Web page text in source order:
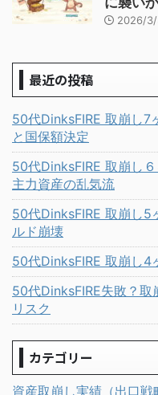
2026/3/
最近の投稿
50代DinksFIRE 取崩し7
と国保額決定
50代DinksFIRE 取崩し
主力資産の乱気流
50代DinksFIRE 取崩し5
ルド崩壊
50代DinksFIRE 取崩し4
50代DinksFIRE失敗？
リスク
カテゴリー
資産取崩し実績（出口戦